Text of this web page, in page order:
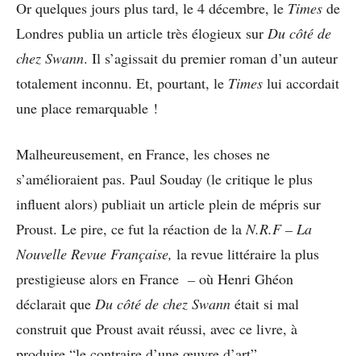
Or quelques jours plus tard, le 4 décembre, le Times de
Londres publia un article très élogieux sur Du côté de
chez Swann. Il s’agissait du premier roman d’un auteur
totalement inconnu. Et, pourtant, le Times lui accordait
une place remarquable !
Malheureusement, en France, les choses ne
s’amélioraient pas. Paul Souday (le critique le plus
influent alors) publiait un article plein de mépris sur
Proust. Le pire, ce fut la réaction de la N.R.F – La
Nouvelle Revue Française, la revue littéraire la plus
prestigieuse alors en France – où Henri Ghéon
déclarait que Du côté de chez Swann était si mal
construit que Proust avait réussi, avec ce livre, à